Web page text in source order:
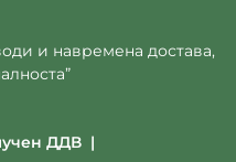
и навремена достава,
ДДВ |